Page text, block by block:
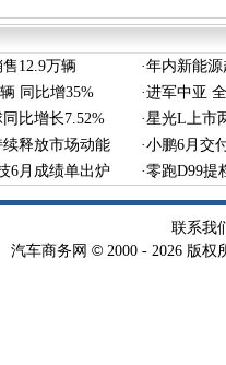
12.9万辆 ·年内新能源
同比增35% ·进军中亚
比增长7.52% ·星光L上市
释放市场动能 ·小鹏6月交
秀
6月成绩单出炉 ·零跑D99提
联系我
汽车商务网 © 2000 - 2026 版权